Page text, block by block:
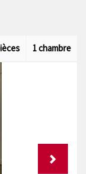
1 chambre